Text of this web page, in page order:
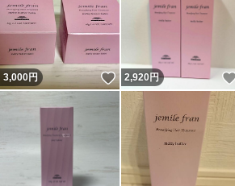
3,000円 いいね！
2,920円